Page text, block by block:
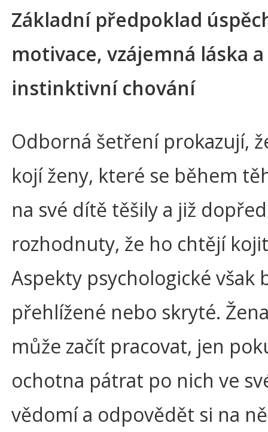
Základní předpoklad
motivace, vzájemná láska a
instinktivní chování
Odborná šetření prokazují,
kojí ženy, které se během
na své dítě těšily a již
rozhodnuty, že ho chtějí
Aspekty psychologické však
přehlížené nebo skryté.
může začít pracovat, jen
ochotna pátrat po nich ve
vědomí a odpovědět si na